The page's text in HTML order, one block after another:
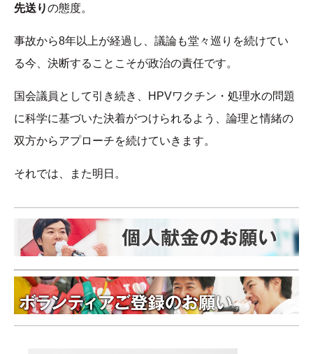
先送りの態度。
事故から8年以上が経過し、議論も堂々巡りを続けてい
る今、決断することこそが政治の責任です。
国会議員として引き続き、HPVワクチン・処理水の問題
に科学に基づいた決着がつけられるよう、論理と情緒の
双方からアプローチを続けていきます。
それでは、また明日。